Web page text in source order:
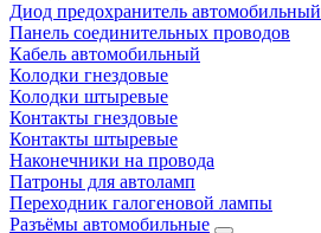
Диод предохранитель автомобильный
Панель соединительных проводов
Кабель автомобильный
Колодки гнездовые
Колодки штыревые
Контакты гнездовые
Контакты штыревые
Наконечники на провода
Патроны для автоламп
Переходник галогеновой лампы
Разъёмы автомобильные